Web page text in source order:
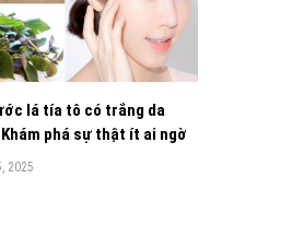
lá tía tô có trắng da
phá sự thật ít ai ngờ
2025